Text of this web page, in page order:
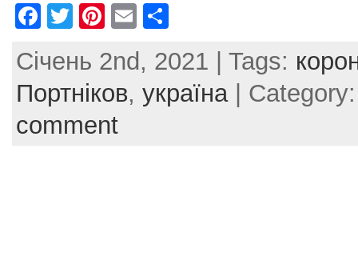
F
c
e
b
o
T
itt
er
Pi
er
e
st
E
ai
l
ar
e
Січень 2nd, 2021 | Tags:
Портніков, україна|
comment